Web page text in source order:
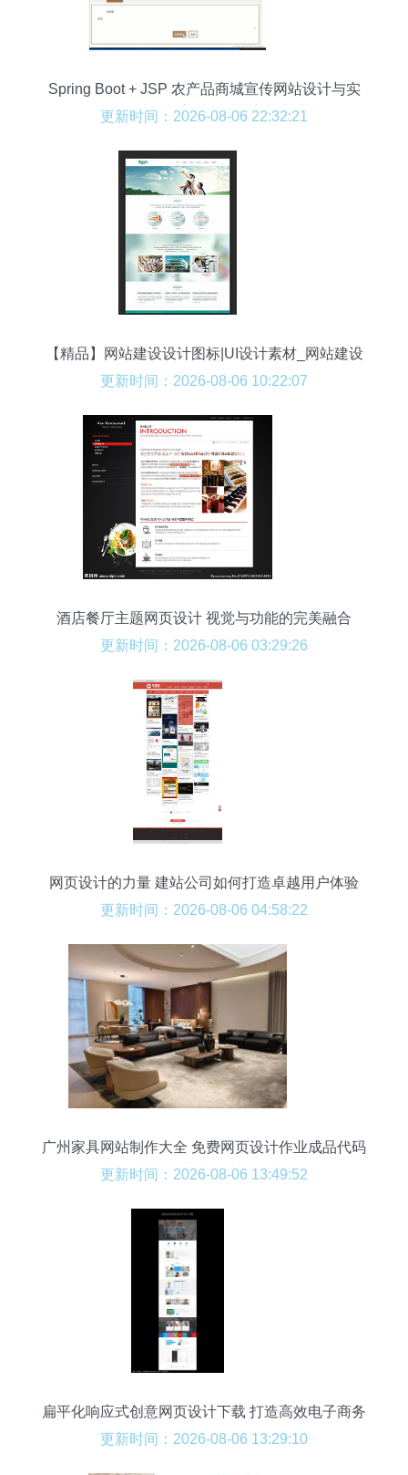
Spring Boot + JSP 农产品商城宣传网站设计与实
现 乡村振兴浪潮下的电商与实践
更新时间：2026-08-06 22:32:21
【精品】网站建设设计图标|UI设计素材_网站建设
设计图标|UI设计模板下载
更新时间：2026-08-06 10:22:07
酒店餐厅主题网页设计 视觉与功能的完美融合
更新时间：2026-08-06 03:29:26
网页设计的力量 建站公司如何打造卓越用户体验
更新时间：2026-08-06 04:58:22
广州家具网站制作大全 免费网页设计作业成品代码
整理与经营电子商务指南
更新时间：2026-08-06 13:49:52
扁平化响应式创意网页设计下载 打造高效电子商务
平台的关键（编号: 6622823）
更新时间：2026-08-06 13:29:10